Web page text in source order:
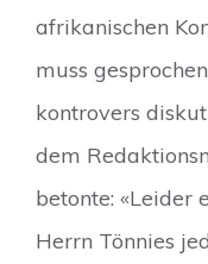
afrikanischen
muss
kontrovers
dem
betonte: «Leider
Herrn Tönnies